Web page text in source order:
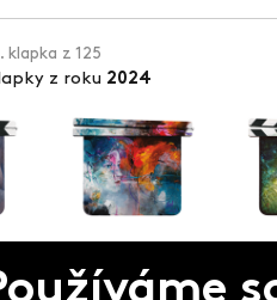
klapka z 125
z roku 2024